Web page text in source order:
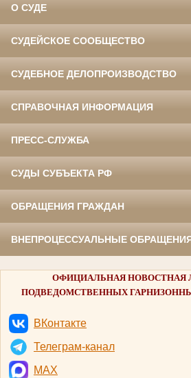
О СУДЕ
СУДЕЙСКОЕ СООБЩЕСТВО
СУДЕБНОЕ ДЕЛОПРОИЗВОДСТВО
СПРАВОЧНАЯ ИНФОРМАЦИЯ
ПРЕСС-СЛУЖБА
СУДЫ СУБЪЕКТА РФ
ОБРАЩЕНИЯ ГРАЖДАН
ВНЕПРОЦЕССУАЛЬНЫЕ
ОФИЦИАЛЬНАЯ НОВОСТНАЯ
ПОДВЕДОМСТВЕННЫХ
ВКонтакте
Телеграм-канал
MAX